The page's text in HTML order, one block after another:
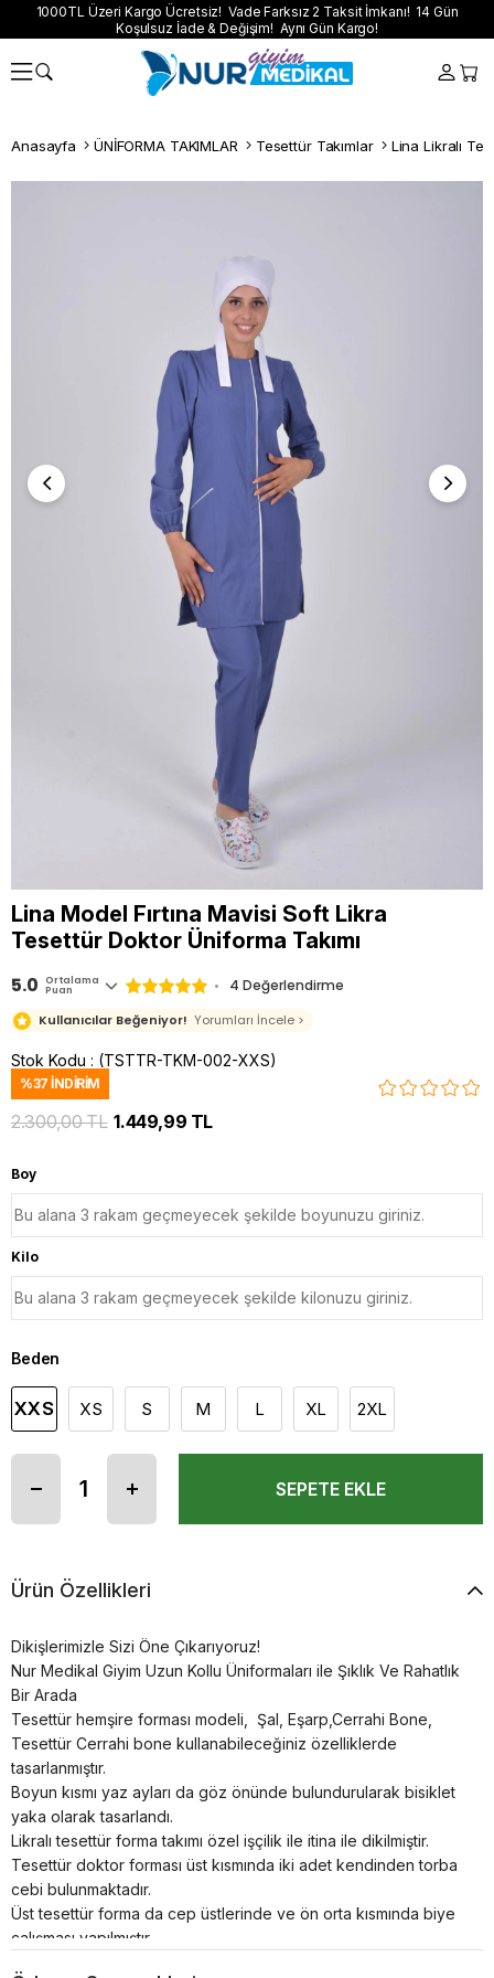
1000TL Üzeri Kargo Ücretsiz! Vade Farksız 2 Taksit İmkanı! 14 Gün
Koşulsuz İade & Değişim! Aynı Gün Kargo!
Anasayfa ÜNİFORMA TAKIMLAR Tesettür Takımlar Lina Likralı
Lina Model Fırtına Mavisi Soft Likra
Tesettür Doktor Üniforma Takımı
5.0 Ortalama
Puan 4 Değerlendirme
Kullanıcılar Beğeniyor! Yorumları İncele >
Stok Kodu (TSTTR-TKM-002-XXS)
%37 İNDIRIM
2.300,00 TL 1.449,99 TL
Boy
Kilo
Beden
XXS XS S M L XL 2XL
Ürün Özellikleri
Dikişlerimizle Sizi Öne Çıkarıyoruz!
Nur Medikal Giyim Uzun Kollu Üniformaları ile Şıklık Ve Rahatlık
Bir Arada
Tesettür hemşire forması modeli, Şal, Eşarp,Cerrahi Bone,
Tesettür Cerrahi bone kullanabileceğiniz özelliklerde
tasarlanmıştır.
Boyun kısmı yaz ayları da göz önünde bulundurularak bisiklet
yaka olarak tasarlandı.
Likralı tesettür forma takımı özel işçilik ile itina ile dikilmiştir.
Tesettür doktor forması üst kısmında iki adet kendinden torba
cebi bulunmaktadır.
Üst tesettür forma da cep üstlerinde ve ön orta kısmında biye
çalışması yapılmıştır.